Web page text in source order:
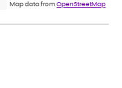
Map data fromOpenStreetMap